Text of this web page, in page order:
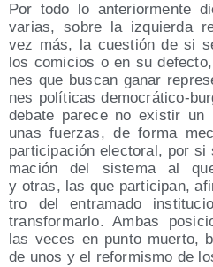
Por todo lo ante­rior­men­te
varias, sobre la izquier­da
vez más, la cues­tión de si
los comi­cios o en su
nes que bus­can ganar
nes polí­ti­cas demo­crá­ti­co-
deba­te pare­ce no exis­tir un
unas fuer­zas, de for­ma
par­ti­ci­pa­ción elec­to­ral, por
ma­ción del sis­te­ma al
y otras, las que par­ti­ci­pan,
tro del entra­ma­do
trans­for­mar­lo. Ambas
las veces en pun­to muer­to,
de unos y el refor­mis­mo de